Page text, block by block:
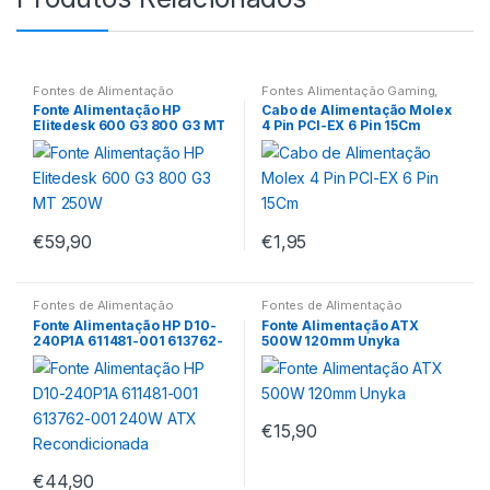
Fontes de Alimentação
Fonte Alimentação HP
Elitedesk 600 G3 800 G3 MT
250W
€59,90
Fontes Alimentação Gaming
Fontes de Alimentação
Cabo de Alimentação Molex
4 Pin PCI-EX 6 Pin 15Cm
€1,95
Fontes de Alimentação
Fonte Alimentação HP D10-
240P1A 611481-001 613762-
001 240W ATX
Recondicionada
€44,90
Fontes de Alimentação
Fonte Alimentação ATX
500W 120mm Unyka
€15,90